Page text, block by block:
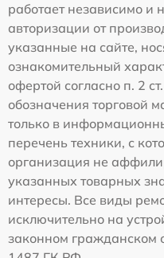
работает независимо и
авторизации от
указанные на сайте,
ознакомительный
офертой согласно п. 2
обозначения торговой
только в
перечень техники, с
организация не
указанных товарных
интересы. Все виды
исключительно на
законном гражданском